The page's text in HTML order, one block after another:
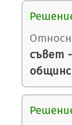
съвет